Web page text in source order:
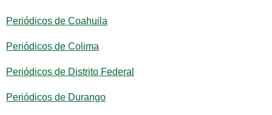
Periódicos de Coahuila
Periódicos de Colima
Periódicos de Distrito Federal
Periódicos de Durango